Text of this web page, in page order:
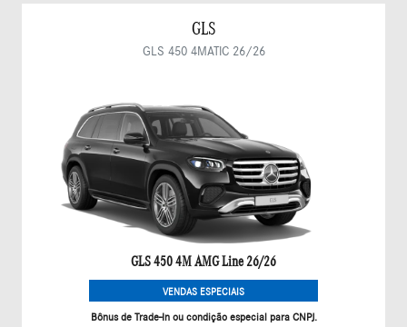
GLS
GLS 450 4MATIC 26/26
GLS 450 4M AMG Line 26/26
VENDAS ESPECIAIS
Bônus de Trade-In ou condição especial para CNPJ.